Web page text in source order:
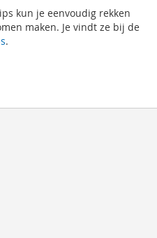
kun je eenvoudig rekken
maken. Je vindt ze bij de
.